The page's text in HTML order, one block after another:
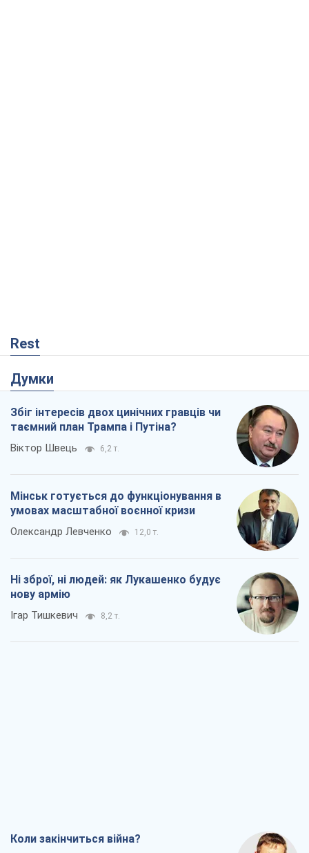
Rest
Думки
Збіг інтересів двох цинічних гравців чи
таємний план Трампа і Путіна?
Віктор Швець 6,2 т.
Мінськ готується до функціонування в
умовах масштабної воєнної кризи
Олександр Левченко 12,0 т.
Ні зброї, ні людей: як Лукашенко будує
нову армію
Ігар Тишкевич 8,2 т.
Коли закінчиться війна?